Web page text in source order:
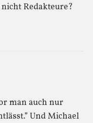
Redakteure?
man auch nur
Und Michael